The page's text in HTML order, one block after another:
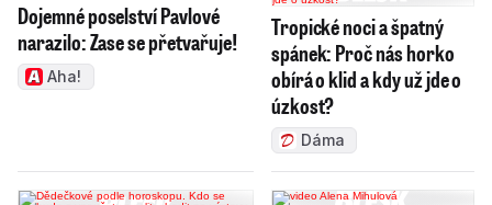
Dojemné poselství Pavlové
narazilo: Zase se přetvařuje!
Aha!
Tropické noci a špatný
spánek: Proč nás horko
obírá o klid a kdy už jde o
úzkost?
Dáma